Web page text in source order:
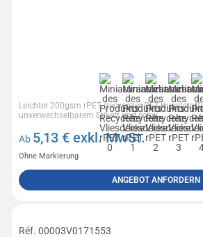
Leichter 200gsm rPET (recycelter PET-
unverwechselbarem Etikett und schw...
Ab 5,13 € exkl. MwSt.
Ohne Markierung
ANGEBOT ANFORDERN
Réf. 00003V0171553